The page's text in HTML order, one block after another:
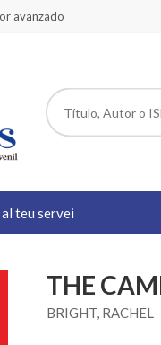
avanzado
teu servei
THE
BRIGHT, RACHEL